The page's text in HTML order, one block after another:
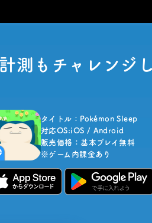
測もチャレンジ
タイトル：Pokémon Sleep
対応OS:iOS / Android
販売価格：基本プレイ無料
※ゲーム内課金あり